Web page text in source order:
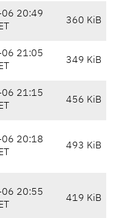
20:49
360 KiB
21:05
349 KiB
21:15
456 KiB
20:18
493 KiB
20:55
419 KiB